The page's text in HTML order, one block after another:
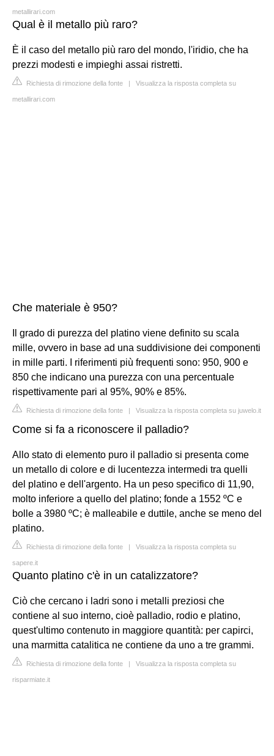
metallirari.com
Qual è il metallo più raro?
È il caso del metallo più raro del mondo, l'iridio, che ha
prezzi modesti e impieghi assai ristretti.
Richiesta di rimozione della fonte | Visualizza la risposta completa su
metallirari.com
Che materiale è 950?
Il grado di purezza del platino viene definito su scala
mille, ovvero in base ad una suddivisione dei componenti
in mille parti. I riferimenti più frequenti sono: 950, 900 e
850 che indicano una purezza con una percentuale
rispettivamente pari al 95%, 90% e 85%.
Richiesta di rimozione della fonte | Visualizza la risposta completa su juwelo.it
Come si fa a riconoscere il palladio?
Allo stato di elemento puro il palladio si presenta come
un metallo di colore e di lucentezza intermedi tra quelli
del platino e dell'argento. Ha un peso specifico di 11,90,
molto inferiore a quello del platino; fonde a 1552 ºC e
bolle a 3980 ºC; è malleabile e duttile, anche se meno del
platino.
Richiesta di rimozione della fonte | Visualizza la risposta completa su
sapere.it
Quanto platino c'è in un catalizzatore?
Ciò che cercano i ladri sono i metalli preziosi che
contiene al suo interno, cioè palladio, rodio e platino,
quest'ultimo contenuto in maggiore quantità: per capirci,
una marmitta catalitica ne contiene da uno a tre grammi.
Richiesta di rimozione della fonte | Visualizza la risposta completa su
risparmiate.it